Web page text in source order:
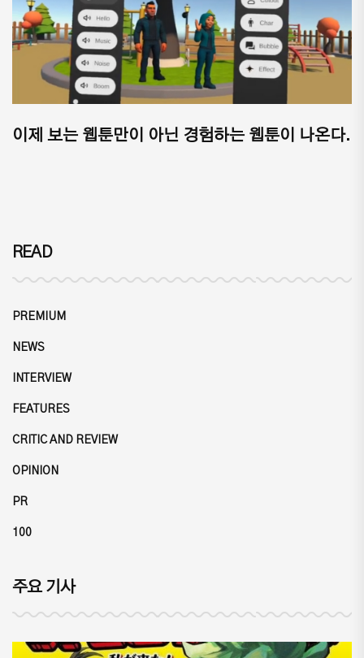
이제 보는 웹툰만이 아닌 경험하는 웹툰이 나온다.
READ
PREMIUM
NEWS
INTERVIEW
FEATURES
CRITIC AND REVIEW
OPINION
PR
100
주요 기사